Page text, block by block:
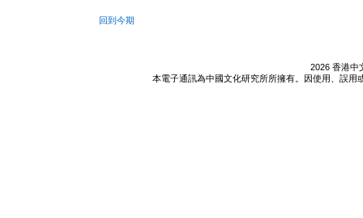
回到今期
2026 香港中
本電子通訊為中國文化研究所所擁有。因使用、誤